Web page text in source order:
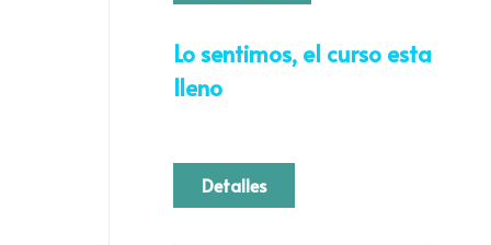
Lo sentimos, el curso esta
lleno
Detalles